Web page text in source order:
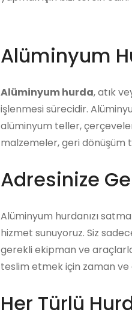
Alüminyum
Alüminyum hurda, atık
işlenmesi sürecidir.
alüminyum teller,
malzemeler, geri dönüşüm
Adresinize
Alüminyum hurdanızı
hizmet sunuyoruz. Siz
gerekli ekipman ve araçlarla
teslim etmek için zaman ve
Her Türlü